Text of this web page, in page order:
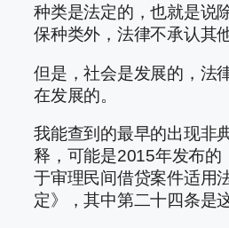
种类是法定的，也就是说
保种类外，法律不承认其
但是，社会是发展的，法
在发展的。
我能查到的最早的出现非
释，可能是2015年发布的
于审理民间借贷案件适用
定》，其中第二十四条是